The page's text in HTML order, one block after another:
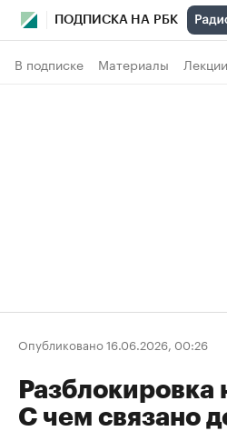
ПОДПИСКА НА РБК
В подписке Материалы Лекции
Опубликовано 16.06.2026, 00:26
Разблокировка
С чем связано